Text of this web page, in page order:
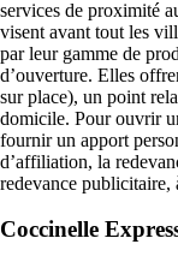
services de proximité
visent avant tout les
par leur gamme de
d’ouverture. Elles
sur place), un point
domicile. Pour ouvrir
fournir un apport
d’affiliation, la
redevance publicitaire,
Coccinelle